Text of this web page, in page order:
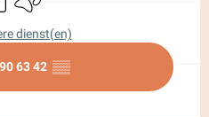
dienst(en)
63 42 ▒▒